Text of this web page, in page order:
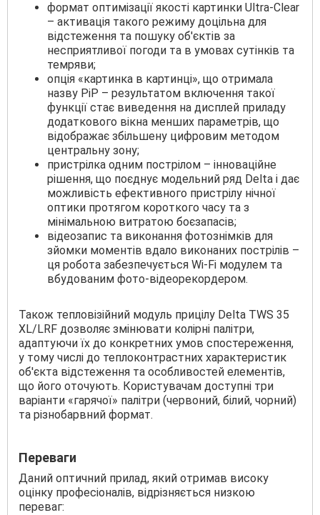
формат оптимізації якості картинки Ultra-Clear
– активація такого режиму доцільна для
відстеження та пошуку об'єктів за
несприятливої погоди та в умовах сутінків та
темряви;
опція «картинка в картинці», що отримала
назву PiP – результатом включення такої
функції стає виведення на дисплей приладу
додаткового вікна менших параметрів, що
відображає збільшену цифровим методом
центральну зону;
пристрілка одним пострілом – інноваційне
рішення, що поєднує модельний ряд Delta і дає
можливість ефективного пристрілу нічної
оптики протягом короткого часу та з
мінімальною витратою боєзапасів;
відеозапис та виконання фотознімків для
зйомки моментів вдало виконаних пострілів –
ця робота забезпечується Wi-Fi модулем та
вбудованим фото-відеорекордером.
Також тепловізійний модуль прицілу Delta TWS 35
XL/LRF дозволяє змінювати колірні палітри,
адаптуючи їх до конкретних умов спостереження,
у тому числі до теплоконтрастних характеристик
об'єкта відстеження та особливостей елементів,
що його оточують. Користувачам доступні три
варіанти «гарячої» палітри (червоний, білий, чорний)
та різнобарвний формат.
Переваги
Даний оптичний прилад, який отримав високу
оцінку професіоналів, відрізняється низкою
переваг: